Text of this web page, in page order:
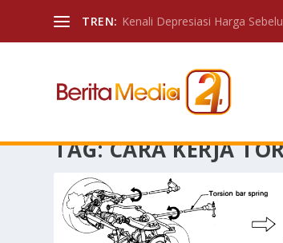
TREN: Kenali Depresiasi Harga
TAG:CARA KERJA